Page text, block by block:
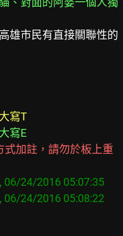
雄市民有直接關聯性的
式加註，請勿於板上重
06/24/2016 05:07:35